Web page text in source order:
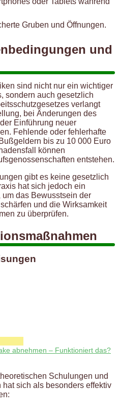
Gruben und Öffnungen.
und
sind nicht nur ein wichtiger
sondern auch gesetzlich
verlangt
bei Änderungen des
Einführung neuer
Fehlende oder fehlerhafte
bis zu 10 000 Euro
können
entstehen.
gibt es keine gesetzlich
hat sich jedoch ein
das Bewusstsein der
und die Wirksamkeit
zu überprüfen.
abnehmen – Funktioniert das?
Schulungen und
sich als besonders effektiv